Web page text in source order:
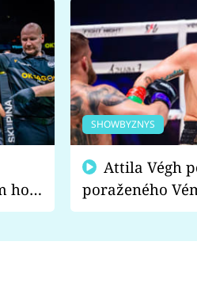
ho
SHOWBYZNYS
poraženého
chce raději